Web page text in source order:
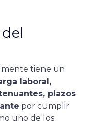
tiene un
laboral,
plazos
por cumplir
uno de los